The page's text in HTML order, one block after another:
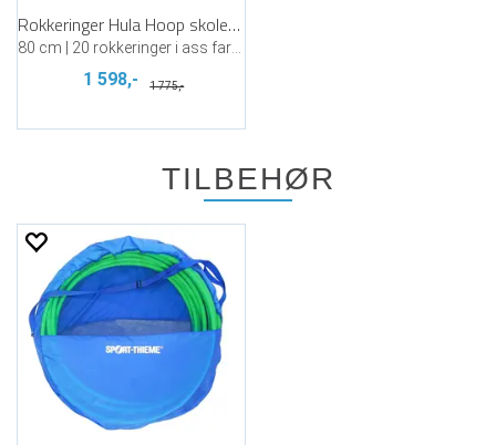
Rokkeringer Hula Hoop skolepakke
1 598,- 1 775,-
TILBEHØR